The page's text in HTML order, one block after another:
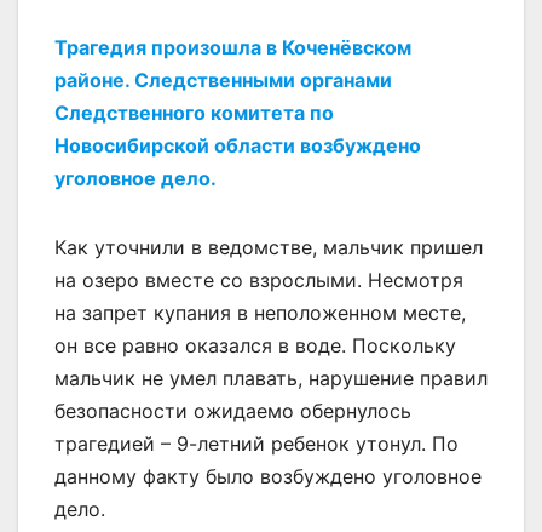
Трагедия произошла в Коченёвском
районе. Следственными органами
Следственного комитета по
Новосибирской области возбуждено
уголовное дело.
Как уточнили в ведомстве, мальчик пришел
на озеро вместе со взрослыми. Несмотря
на запрет купания в неположенном месте,
он все равно оказался в воде. Поскольку
мальчик не умел плавать, нарушение правил
безопасности ожидаемо обернулось
трагедией – 9-летний ребенок утонул. По
данному факту было возбуждено уголовное
дело.